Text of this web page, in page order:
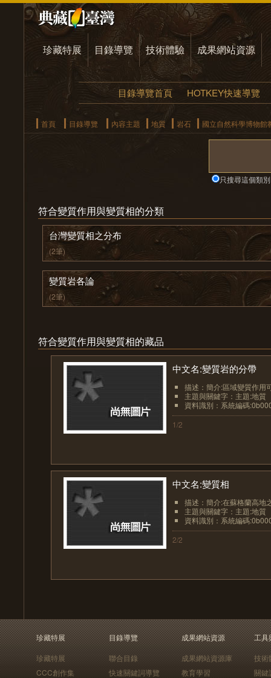
珍藏特展 目錄導覽 技術體驗 成果網站資源
目錄導覽首頁 HOTKEY快速導覽
首頁 目錄導覽 內容主題 地質 岩石 國立自然科學博物館
只搜尋這個類別
符合變質作用與變質相的分類
台灣變質相之分布
(2筆)
變質岩各論
(2筆)
符合變質作用與變質相的藏品
中文名:變質岩的分帶
描述：簡介:區域變質作用
主題與關鍵字：主題:地質
資料識別：系統編碼
1/2
中文名:變質相
描述：簡介:在蘇格蘭高地
主題與關鍵字：主題:地質
資料識別：系統編碼
2/2
珍藏特展
珍藏特展
CCC創作集
目錄導覽
聯合目錄
快速關鍵詞導覽
成果網站資源
成果網站資源庫
教育學習
工具
技術
關鍵